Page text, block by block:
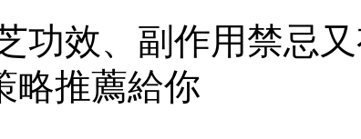
功效、副作用禁忌
略推薦給你